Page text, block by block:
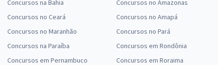
Concursos na Bahia
Concursos no Ceará
Concursos no Maranhão
Concursos na Paraíba
Concursos em Pernambuco
Concursos no Amazonas
Concursos no Amapá
Concursos no Pará
Concursos em Rondônia
Concursos em Roraima